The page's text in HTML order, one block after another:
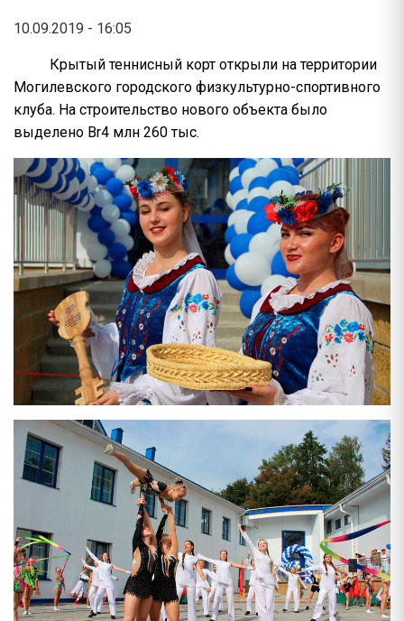
10.09.2019 - 16:05
Крытый теннисный корт открыли на территории
Могилевского городского физкультурно-спортивного
клуба. На строительство нового объекта было
выделено Br4 млн 260 тыс.